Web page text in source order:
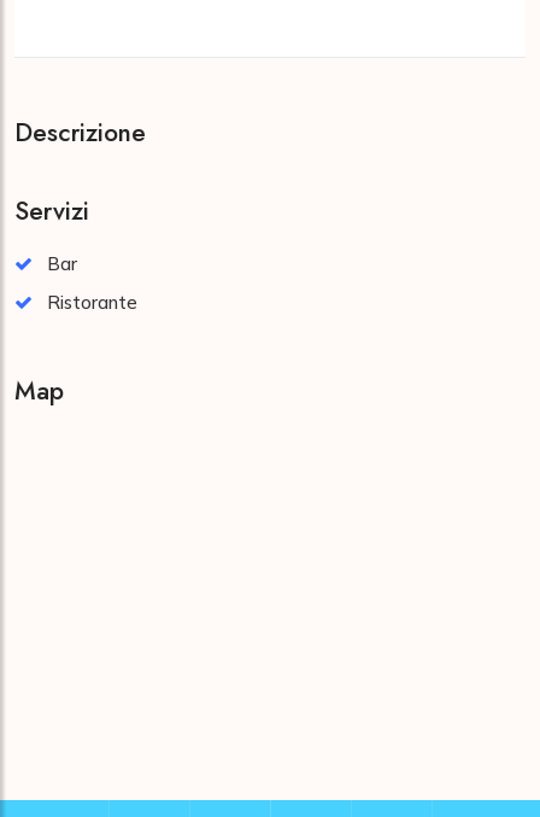
Descrizione
Servizi
Bar
Ristorante
Map